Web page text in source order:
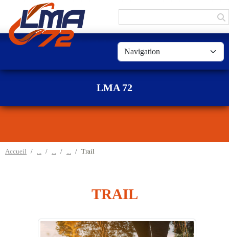
LMA 72
Accueil Trail
TRAIL
Panneau de gestion des cookies